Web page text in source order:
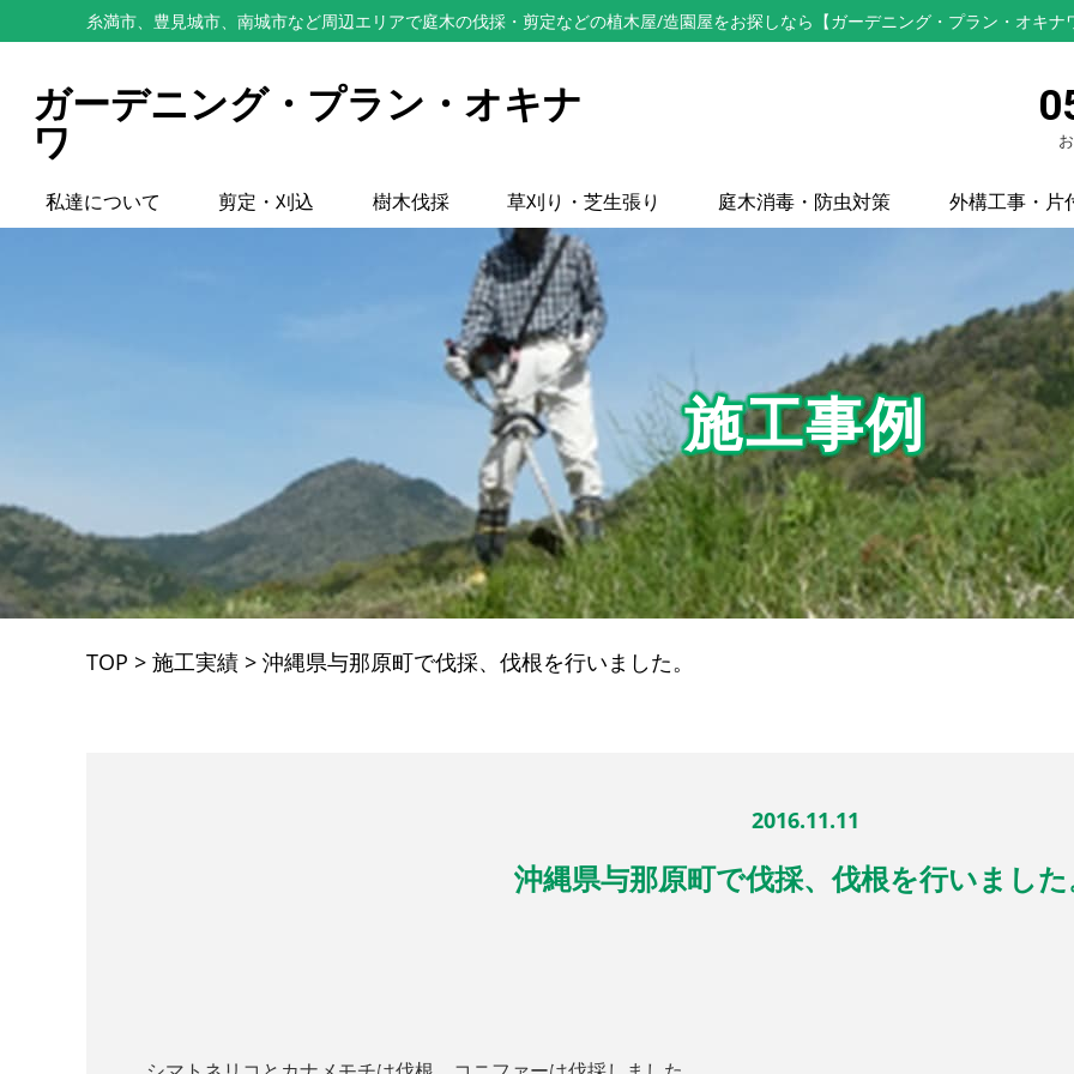
糸満市、豊見城市、南城市など周辺エリアで庭木の伐採・剪定などの植木屋/造園屋をお探しなら【ガーデニング・プラン・オキナ
ガーデニング・プラン・オキナ
ワ
私達について 剪定・刈込 樹木伐採 草刈り・芝生張り 庭木消毒・防虫対策 外構工事・片
施工事例
TOP > 施工実績 > 沖縄県与那原町で伐採、伐根を行いました。
2016.11.11
沖縄県与那原町で伐採、伐根を行いまし